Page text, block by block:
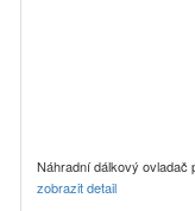
Náhradní dálkový ovladač
zobrazit detail